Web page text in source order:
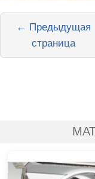
← Предыдущая
страница